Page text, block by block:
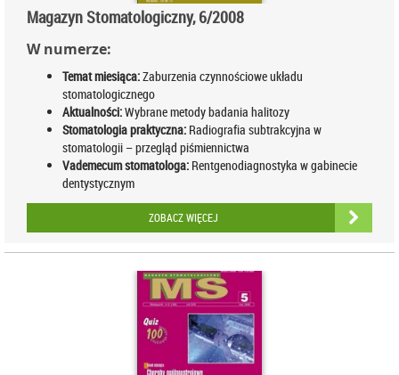
Magazyn Stomatologiczny, 6/2008
W numerze:
Temat miesiąca:Zaburzenia czynnościowe układu
stomatologicznego
Aktualności:Wybrane metody badania halitozy
Stomatologia praktyczna: Radiografia subtrakcyjna w
stomatologii – przegląd piśmiennictwa
Vademecum stomatologa: Rentgenodiagnostyka w gabinecie
dentystycznym
ZOBACZ WIĘCEJ